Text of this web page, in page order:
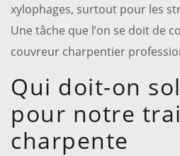
xylophages, surtout pour les
Une tâche que l’on se doit de
couvreur charpentier
Qui doit-on
pour notre
charpente